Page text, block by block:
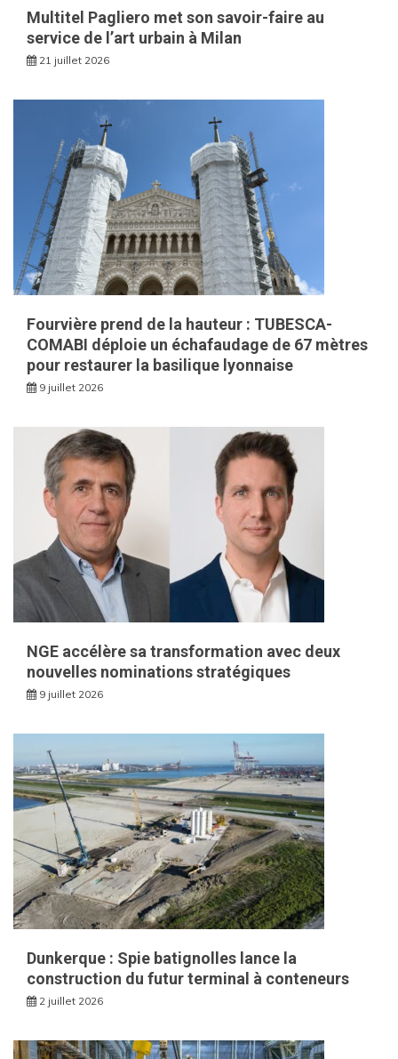
Multitel Pagliero met son savoir-faire au
service de l’art urbain à Milan
21 juillet 2026
Fourvière prend de la hauteur : TUBESCA-
COMABI déploie un échafaudage de 67 mètres
pour restaurer la basilique lyonnaise
9 juillet 2026
NGE accélère sa transformation avec deux
nouvelles nominations stratégiques
9 juillet 2026
Dunkerque : Spie batignolles lance la
construction du futur terminal à conteneurs
2 juillet 2026